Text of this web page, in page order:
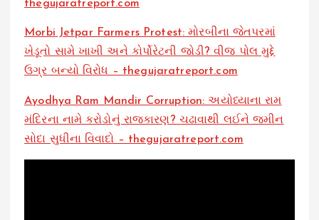
thegujaratreport.com
Morbi Jetpar Farmers Protest: મોરબીના જેતપરમાં
ખેડૂતો સામે ખાખી અને કોર્પોરેટની જોડી? વીજ પોલ મુદ્દે
ઉગ્ર બન્યો વિરોધ – thegujaratreport.com
Ayodhya Ram Mandir Corruption: અયોધ્યાના રામ
મંદિરના નામે કરોડોનું રાજકારણ? ચઢાવાથી લઈને જમીન
સોદા સુધીના વિવાદો – thegujaratreport.com